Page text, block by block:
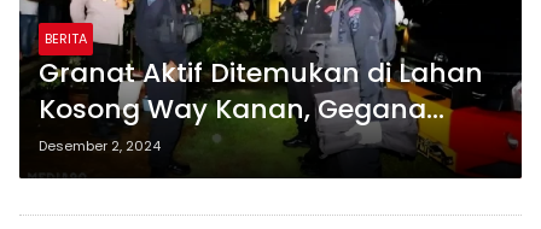
BERITA
Granat Aktif Ditemukan di Lahan
Kosong Way Kanan, Gegana
Brimob Lampung Lakukan
Peledakan
Desember 2, 2024